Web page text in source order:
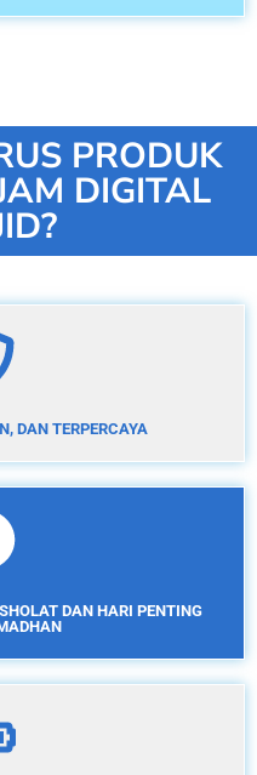
PRODUK
DIGITAL
DAN TERPERCAYA
DAN HARI PENTING